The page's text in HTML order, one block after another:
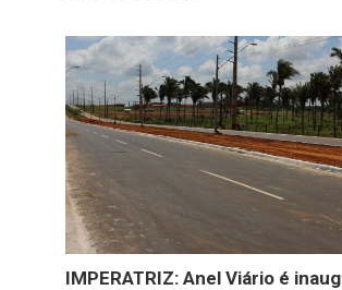
IMPERATRIZ: Anel Viário é